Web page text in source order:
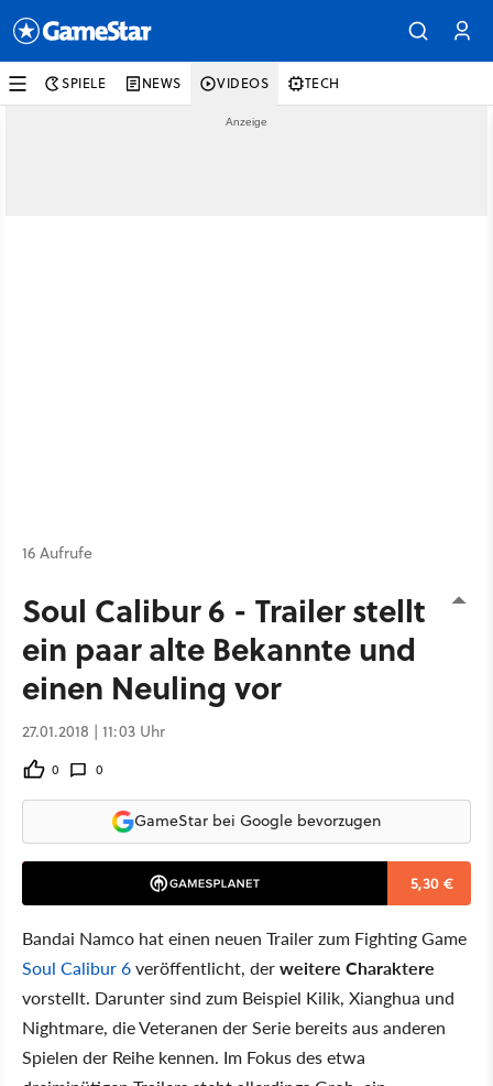
SPIELE NEWS VIDEOS TECH
16 Aufrufe
Soul Calibur 6 - Trailer stellt
ein paar alte Bekannte und
einen Neuling vor
27.01.2018 | 11:03 Uhr
0 0
GameStar bei Google bevorzugen
5,30 €
Bandai Namco hat einen neuen Trailer zum Fighting Game
Soul Calibur 6veröffentlicht, derweitere Charaktere
vorstellt. Darunter sind zum Beispiel Kilik, Xianghua und
Nightmare, die Veteranen der Serie bereits aus anderen
Spielen der Reihe kennen. Im Fokus des etwa